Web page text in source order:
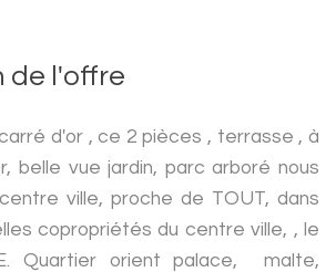
de l'offre
d'or , ce 2 pièces , terrasse , à
belle vue jardin, parc arboré nous
ville, proche de TOUT, dans
copropriétés du centre ville, , le
Quartier orient palace, malte,